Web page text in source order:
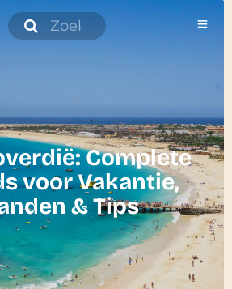
Complete
voor Vakantie,
& Tips